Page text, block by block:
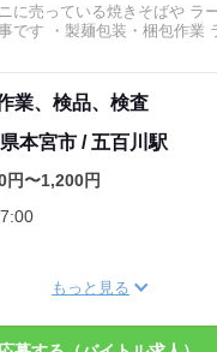
に売っている焼きそばや ラ
です ・製麺包装・梱包作業
業、検品、検査
本宮市 / 五百川駅
円〜1,200円
もっと見る